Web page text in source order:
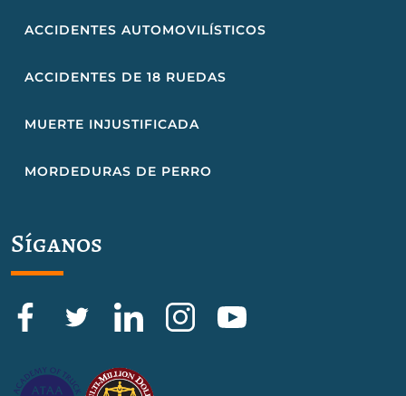
ACCIDENTES AUTOMOVILÍSTICOS
ACCIDENTES DE 18 RUEDAS
MUERTE INJUSTIFICADA
MORDEDURAS DE PERRO
Síganos